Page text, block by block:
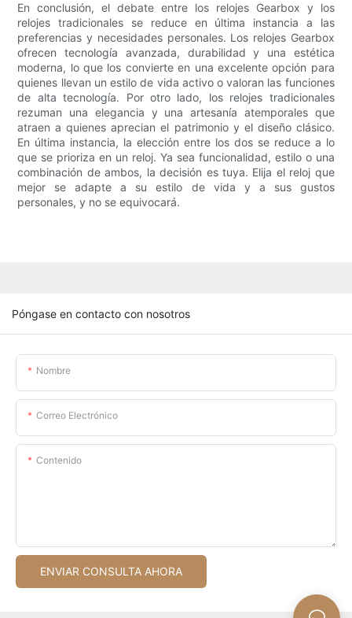
En conclusión, el debate entre los relojes Gearbox y los
relojes tradicionales se reduce en última instancia a las
preferencias y necesidades personales. Los relojes Gearbox
ofrecen tecnología avanzada, durabilidad y una estética
moderna, lo que los convierte en una excelente opción para
quienes llevan un estilo de vida activo o valoran las funciones
de alta tecnología. Por otro lado, los relojes tradicionales
rezuman una elegancia y una artesanía atemporales que
atraen a quienes aprecian el patrimonio y el diseño clásico.
En última instancia, la elección entre los dos se reduce a lo
que se prioriza en un reloj. Ya sea funcionalidad, estilo o una
combinación de ambos, la decisión es tuya. Elija el reloj que
mejor se adapte a su estilo de vida y a sus gustos
personales, y no se equivocará.
Póngase en contacto con nosotros
Nombre
Correo Electrónico
Contenido
ENVIAR CONSULTA AHORA